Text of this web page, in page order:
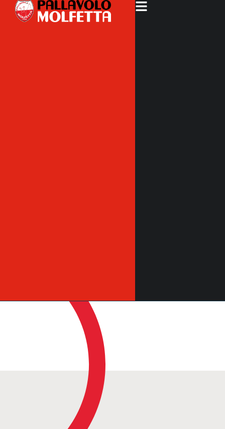
CIVITANOVA-
MOLFETTA